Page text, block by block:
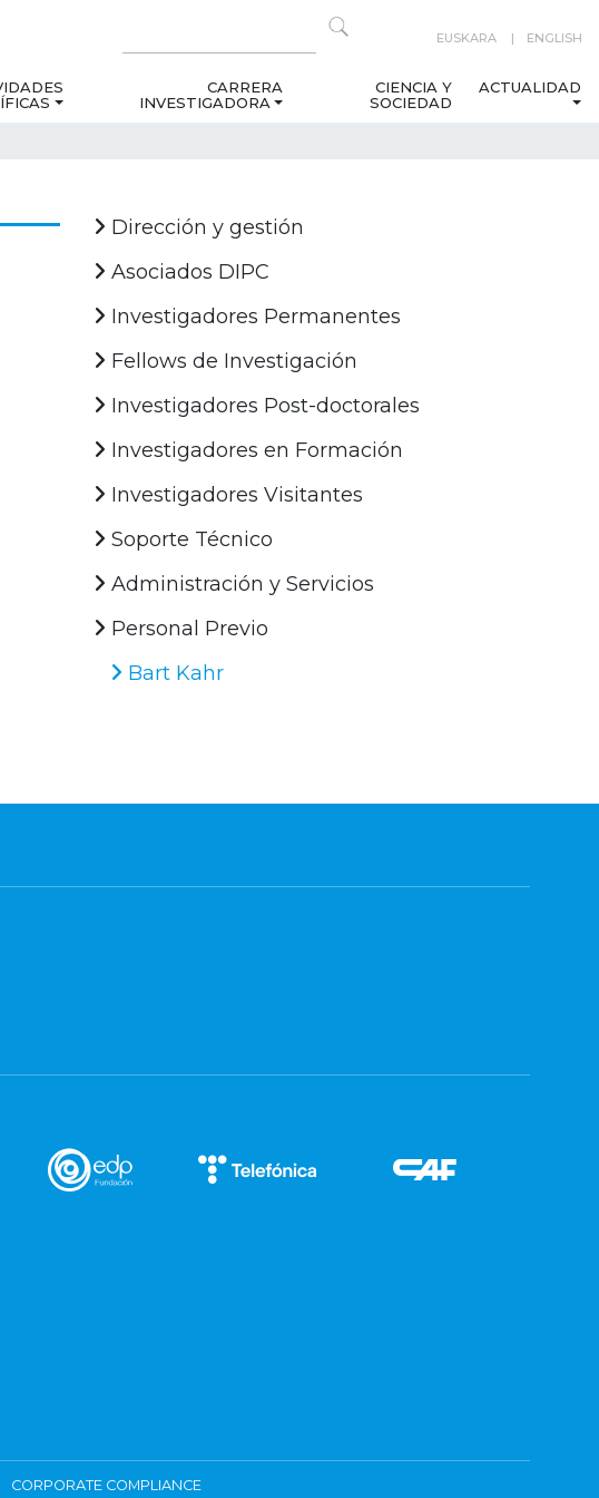
EUSKARA ENGLISH
CARRERA
INVESTIGADORA
CIENCIA Y
SOCIEDAD
ACTUALIDAD
Dirección y gestión
Asociados DIPC
Investigadores Permanentes
Fellows de Investigación
Investigadores Post-doctorales
Investigadores en Formación
Investigadores Visitantes
Soporte Técnico
Administración y Servicios
Personal Previo
Bart Kahr
CORPORATE COMPLIANCE